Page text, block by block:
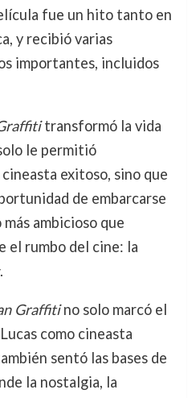
fue un hito tanto en
y recibió varias
importantes, incluidos
transformó la vida
le permitió
exitoso, sino que
de embarcarse
ambicioso que
el rumbo del cine: la
.
Graffitino solo marcó el
como cineasta
sentó las bases de
la nostalgia, la